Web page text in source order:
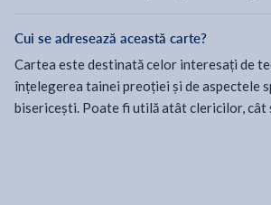
Cui se adresează această carte?
Cartea este destinată celor interesați de
înțelegerea tainei preoției și de aspectele
bisericești. Poate fi utilă atât clericilor, cât